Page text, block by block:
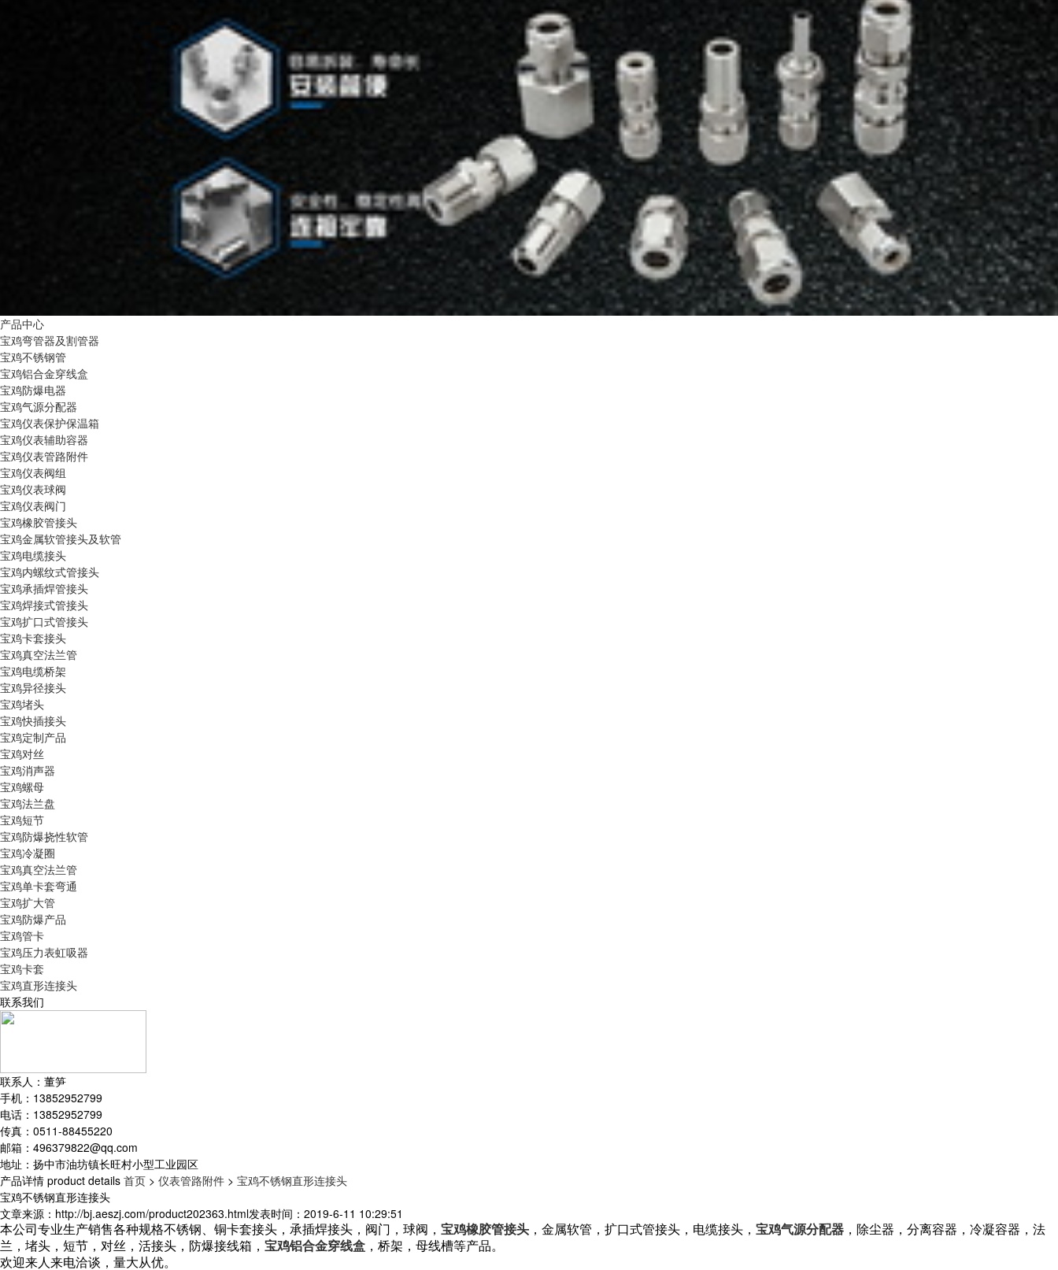
产品中心
宝鸡弯管器及割管器
宝鸡不锈钢管
宝鸡铝合金穿线盒
宝鸡防爆电器
宝鸡气源分配器
宝鸡仪表保护保温箱
宝鸡仪表辅助容器
宝鸡仪表管路附件
宝鸡仪表阀组
宝鸡仪表球阀
宝鸡仪表阀门
宝鸡橡胶管接头
宝鸡金属软管接头及软管
宝鸡电缆接头
宝鸡内螺纹式管接头
宝鸡承插焊管接头
宝鸡焊接式管接头
宝鸡扩口式管接头
宝鸡卡套接头
宝鸡真空法兰管
宝鸡电缆桥架
宝鸡异径接头
宝鸡堵头
宝鸡快插接头
宝鸡定制产品
宝鸡对丝
宝鸡消声器
宝鸡螺母
宝鸡法兰盘
宝鸡短节
宝鸡防爆挠性软管
宝鸡冷凝圈
宝鸡真空法兰管
宝鸡单卡套弯通
宝鸡扩大管
宝鸡防爆产品
宝鸡管卡
宝鸡压力表虹吸器
宝鸡卡套
宝鸡直形连接头
联系我们
联系人：董笋
手机：13852952799
电话：13852952799
传真：0511-88455220
邮箱：496379822@qq.com
地址：扬中市油坊镇长旺村小型工业园区
产品详情 product details 首页 > 仪表管路附件 > 宝鸡不锈钢直形连接头
宝鸡不锈钢直形连接头
文章来源：http://bj.aeszj.com/product202363.html发表时间：2019-6-11 10:29:51
本公司专业生产销售各种规格不锈钢、铜卡套接头，承插焊接头，阀门，球阀， 宝鸡橡胶管接头 ，金属软管，扩口式管接头，电缆接头， 宝鸡气源分配器 ，除尘器，分离容器，冷凝容器，法
兰，堵头，短节，对丝，活接头，防爆接线箱， 宝鸡铝合金穿线盒 ，桥架，母线槽等产品。
欢迎来人来电洽谈，量大从优。